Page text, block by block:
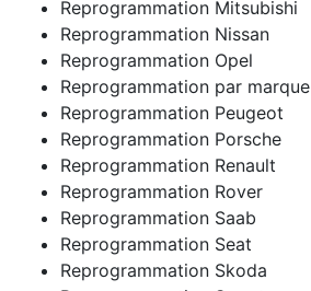
Reprogrammation Mitsubishi
Reprogrammation Nissan
Reprogrammation Opel
Reprogrammation par marque
Reprogrammation Peugeot
Reprogrammation Porsche
Reprogrammation Renault
Reprogrammation Rover
Reprogrammation Saab
Reprogrammation Seat
Reprogrammation Skoda